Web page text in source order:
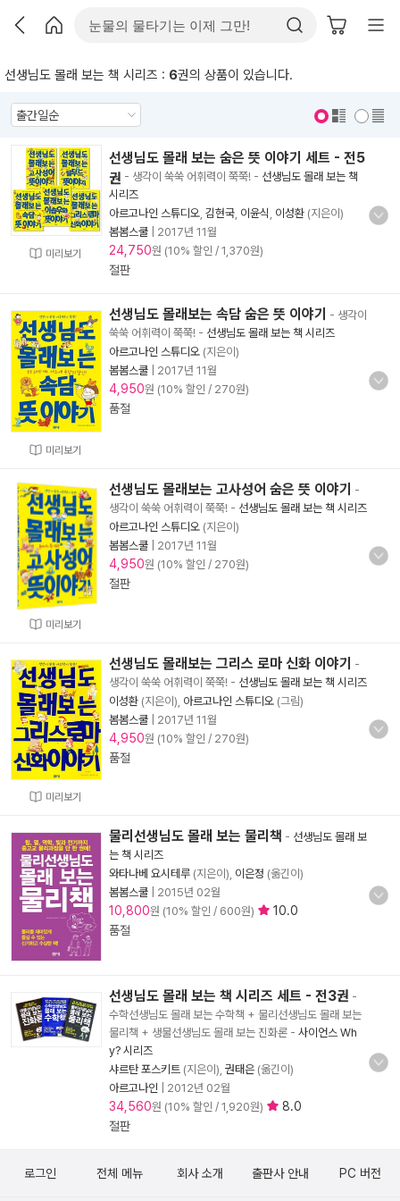
선생님도 몰래 보는 책 시리즈 : 6권의 상품이 있습니다.
미리보기
선생님도 몰래 보는 숨은 뜻 이야기 세트 - 전5
권 - 생각이 쑥쑥 어휘력이 쭉쭉! - 선생님도 몰래 보는 책
시리즈
아르고나인 스튜디오 김현국 이윤식 이성환 (지은이)
봄봄스쿨
2017년 11월
24,750원 (10% 할인 / 1,370원)
절판
미리보기
선생님도 몰래보는 속담 숨은 뜻 이야기
- 생각이
쑥쑥 어휘력이 쭉쭉! - 선생님도 몰래 보는 책 시리즈
아르고나인 스튜디오 (지은이)
봄봄스쿨
2017년 11월
4,950원 (10% 할인 / 270원)
품절
미리보기
선생님도 몰래보는 고사성어 숨은 뜻 이야기
-
생각이 쑥쑥 어휘력이 쭉쭉! - 선생님도 몰래 보는 책 시리즈
아르고나인 스튜디오 (지은이)
봄봄스쿨
2017년 11월
4,950원 (10% 할인 / 270원)
절판
미리보기
선생님도 몰래보는 그리스 로마 신화 이야기
-
생각이 쑥쑥 어휘력이 쭉쭉! - 선생님도 몰래 보는 책 시리즈
이성환 (지은이), 아르고나인 스튜디오 (그림)
봄봄스쿨
2017년 11월
4,950원 (10% 할인 / 270원)
품절
물리선생님도 몰래 보는 물리책 - 선생님도 몰래 보
는 책 시리즈
와타나베 요시테루 (지은이), 이은정 (옮긴이)
봄봄스쿨
2015년 02월
10,800원 (10% 할인 / 600원)
10.0
품절
선생님도 몰래 보는 책 시리즈 세트 - 전3권 -
수학선생님도 몰래 보는 수학책 + 물리선생님도 몰래 보는
물리책 + 생물선생님도 몰래 보는 진화론 - 사이언스 Wh
y? 시리즈
샤르탄 포스키트 (지은이), 권태은 (옮긴이)
아르고나인
2012년 02월
34,560원 (10% 할인 / 1,920원)
8.0
절판
로그인 전체 메뉴 회사 소개 출판사 안내 PC 버전